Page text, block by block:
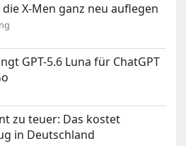
X-Men ganz neu auflegen
GPT-5.6 Luna für ChatGPT
zu teuer: Das kostet
in Deutschland